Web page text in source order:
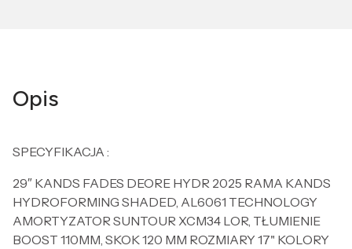
Opis
SPECYFIKACJA :
29″ KANDS FADES DEORE HYDR 2025 RAMA KANDS
HYDROFORMING SHADED, AL6061 TECHNOLOGY
AMORTYZATOR SUNTOUR XCM34 LOR, TŁUMIENIE
BOOST 110MM, SKOK 120 MM ROZMIARY 17" KOLORY